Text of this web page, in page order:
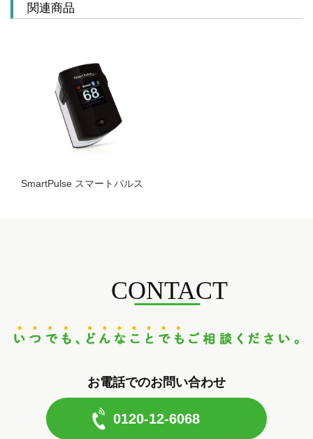
関連商品
SmartPulse スマートパルス
CONTACT
お電話でのお問い合わせ
0120-12-6068